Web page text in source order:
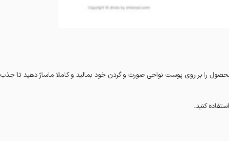
را بر روی پوست نواحی صورت و گردن خود بمالید و کاملا ماساژ دهید تا جذب
کنید.